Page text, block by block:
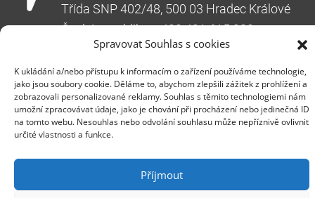
Spravovat Souhlas s cookies
K ukládání a/nebo přístupu k informacím o zařízení používáme technologie,
jako jsou soubory cookie. Děláme to, abychom zlepšili zážitek z prohlížení a
zobrazovali personalizované reklamy. Souhlas s těmito technologiemi nám
umožní zpracovávat údaje, jako je chování při procházení nebo jedinečná ID
na tomto webu. Nesouhlas nebo odvolání souhlasu může nepříznivě ovlivnit
určité vlastnosti a funkce.
Příjmout
Třída SNP 402/48, 500 03 Hradec Králové
Česká republika, +420 491 615 380,
pobockaHK@zebra.cz
Pobočka Slovensko
+421 917 554 499
erik.leo@zebra.cz
Pobočka Adriatic
+385 99 3241 770 (HR) +381 61 6231 777